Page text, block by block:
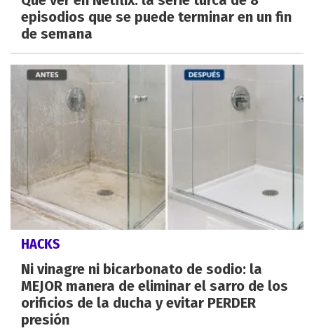
episodios que se puede terminar en un fin
de semana
HACKS
Ni vinagre ni bicarbonato de sodio: la
MEJOR manera de eliminar el sarro de los
orificios de la ducha y evitar PERDER
presión